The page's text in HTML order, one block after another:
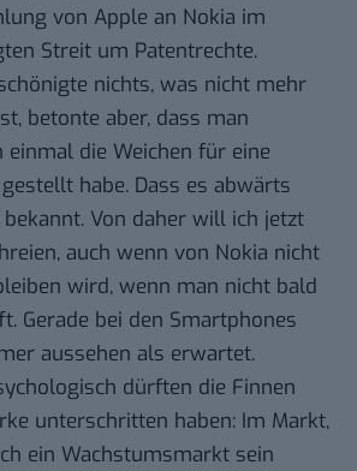
von Apple an Nokia im
Streit um Patentrechte.
nichts, was nicht mehr
betonte aber, dass man
die Weichen für eine
habe. Dass es abwärts
Von daher will ich jetzt
auch wenn von Nokia nicht
wird, wenn man nicht bald
Gerade bei den Smartphones
aussehen als erwartet.
dürften die Finnen
unterschritten haben: Im Markt,
ein Wachstumsmarkt sein